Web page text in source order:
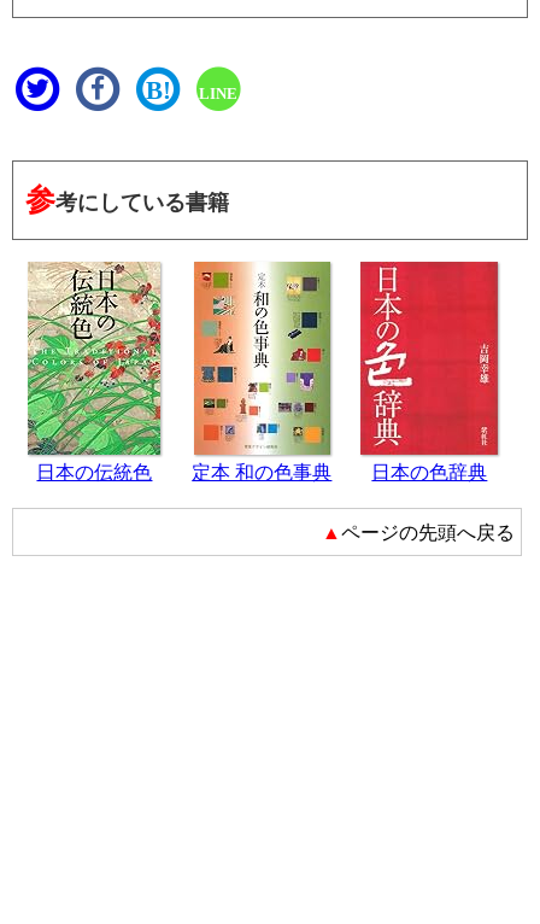
B! LINE
参考にしている書籍
日本の伝統色 定本 和の色事典 日本の色辞典
▲ページの先頭へ戻る